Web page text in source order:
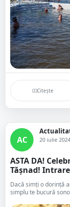
Citește
AC 20 iulie 2024
ASTA DA!
Tășnad!
Dacă simți o dorință
simplu te bucură